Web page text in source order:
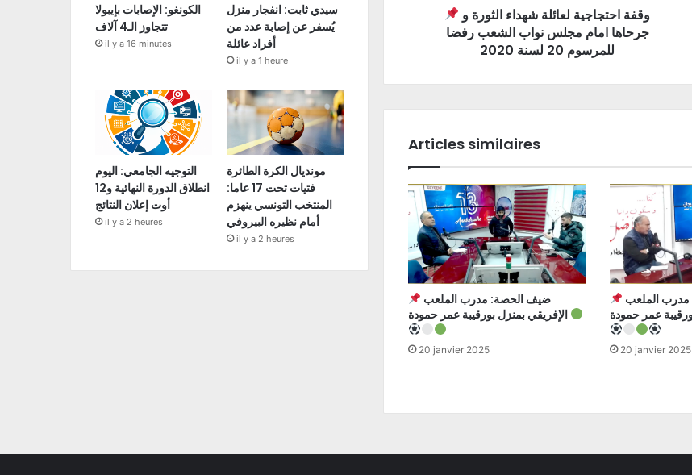
جرحاها امام مجلس نواب الشعب رفضا
للمرسوم 20 لسنة 2020
Articles similaires
20 janvier 2025 20 janvier 2025
الكونغو: الإصابات بإيبولا
تتجاوز الـ4 آلاف
il y a 16 minutes
سيدي ثابت: انفجار منزل
يُسفر عن إصابة عدد من
أفراد عائلة
il y a 1 heure
التوجيه الجامعي: اليوم
انطلاق الدورة النهائية و12
أوت إعلان النتائج
il y a 2 heures
مونديال الكرة الطائرة
فتيات تحت 17 عاما:
المنتخب التونسي ينهزم
أمام نظيره البيروفي
il y a 2 heures